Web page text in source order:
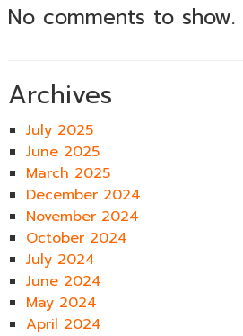
No comments to show.
Archives
July 2025
June 2025
March 2025
December 2024
November 2024
October 2024
July 2024
June 2024
May 2024
April 2024